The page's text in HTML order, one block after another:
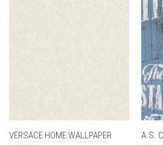
VERSACE HOME WALLPAPER
A.S.